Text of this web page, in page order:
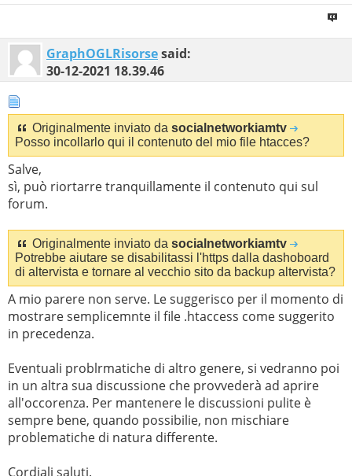
GraphOGLRisorsesaid:
30-12-2021 18.39.46
Originalmente inviato da socialnetworkiamtv
Posso incollarlo qui il contenuto del mio file htacces?
Salve,
sì, può riortarre tranquillamente il contenuto qui sul
forum.
Originalmente inviato da socialnetworkiamtv
Potrebbe aiutare se disabilitassi l'https dalla dashoboard
di altervista e tornare al vecchio sito da backup altervista?
A mio parere non serve. Le suggerisco per il momento di
mostrare semplicemnte il file .htaccess come suggerito
in precedenza.
Eventuali problrmatiche di altro genere, si vedranno poi
in un altra sua discussione che provvederà ad aprire
all'occorenza. Per mantenere le discussioni pulite è
sempre bene, quando possibilie, non mischiare
problematiche di natura differente.
Cordiali saluti.